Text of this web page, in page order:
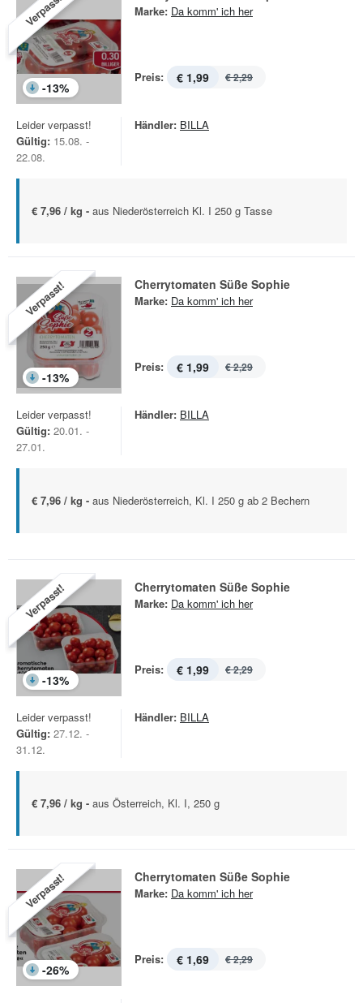
Verpasst!
-13%
Marke: Da komm' ich her
Preis: € 1,99 € 2,29
Leider verpasst!
Gültig: 15.08. -
22.08.
Händler: BILLA
€ 7,96 / kg - aus Niederösterreich Kl. I 250 g Tasse
Verpasst!
-13%
Cherrytomaten Süße Sophie
Marke: Da komm' ich her
Preis: € 1,99 € 2,29
Leider verpasst!
Gültig: 20.01. -
27.01.
Händler: BILLA
€ 7,96 / kg - aus Niederösterreich, Kl. I 250 g ab 2 Bechern
Verpasst!
-13%
Cherrytomaten Süße Sophie
Marke: Da komm' ich her
Preis: € 1,99 € 2,29
Leider verpasst!
Gültig: 27.12. -
31.12.
Händler: BILLA
€ 7,96 / kg - aus Österreich, Kl. I, 250 g
Verpasst!
-26%
Cherrytomaten Süße Sophie
Marke: Da komm' ich her
Preis: € 1,69 € 2,29